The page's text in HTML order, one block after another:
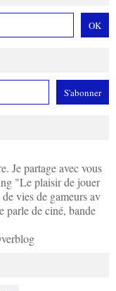
Je partage avec vous
"Le plaisir de jouer
vies de gameurs av
parle de ciné, bande